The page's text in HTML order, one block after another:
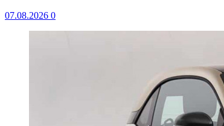
07.08.2026 0